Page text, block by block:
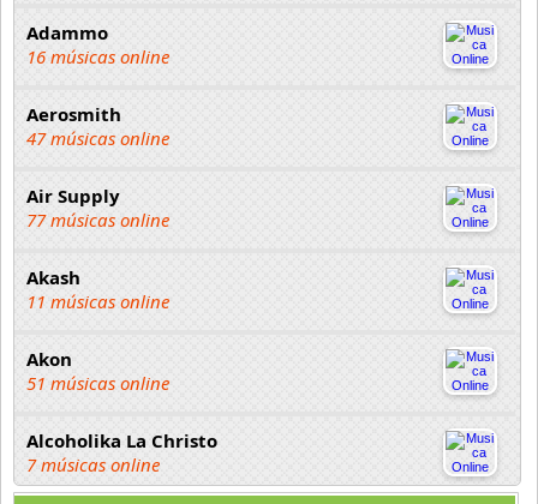
Adammo
16 músicas online
Aerosmith
47 músicas online
Air Supply
77 músicas online
Akash
11 músicas online
Akon
51 músicas online
Alcoholika La Christo
7 músicas online